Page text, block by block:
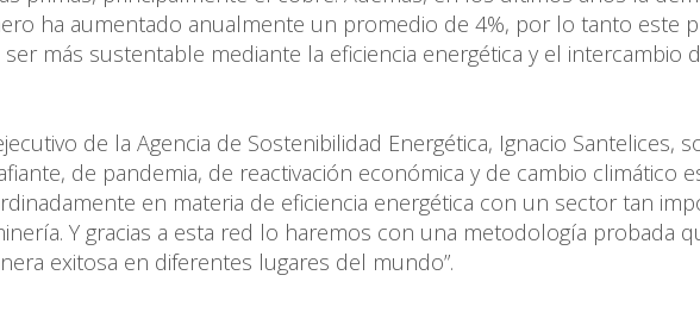
ha aumentado anualmente un promedio de 4%, por lo tanto este
más sustentable mediante la eficiencia energética y el intercambio
de la Agencia de Sostenibilidad Energética, Ignacio Santelices,
de pandemia, de reactivación económica y de cambio climático
en materia de eficiencia energética con un sector tan
Y gracias a esta red lo haremos con una metodología probada
exitosa en diferentes lugares del mundo”.